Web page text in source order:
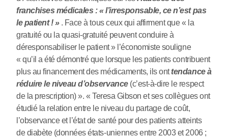
franchises médicales : « l’irresponsable, ce n’est pas
le patient ! » . Face à tous ceux qui affirment que « la
gratuité ou la quasi-gratuité peuvent conduire à
déresponsabiliser le patient » l’économiste souligne
« qu’il a été démontré que lorsque les patients contribuent
plus au financement des médicaments, ils onttendance à
réduire le niveau d’observance (c’est-à-dire le respect
de la prescription) ». « Teresa Gibson et ses collègues ont
étudié la relation entre le niveau du partage de coût,
l’observance et l’état de santé pour des patients atteints
de diabète (données états-uniennes entre 2003 et 2006 ;